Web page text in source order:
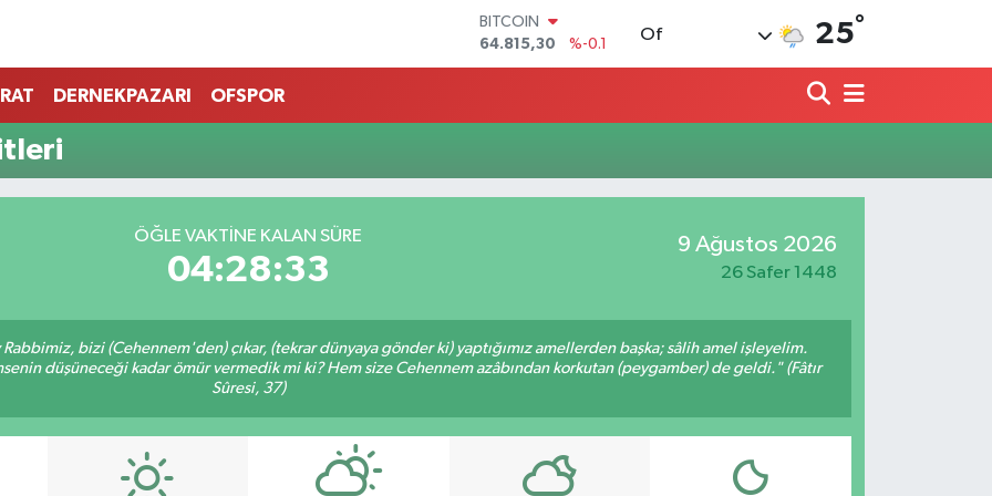
BITCOIN
64.815,30
%-0.1
DOLAR
64,4811
%0.38
GRAM ALTIN
Of 25°
DERNEKPAZARI OFSPOR
ÖĞLE VAKTINE KALAN SÜRE
04:28:33
9 Ağustos 2026
26 Safer 1448
bizi (Cehennem'den) çıkar, (tekrar dünyaya gönder ki) yaptığımız amellerden başka; sâlih amel işleyelim.
düşüneceği kadar ömür vermedik mi ki? Hem size Cehennem azâbından korkutan (peygamber) de geldi." (Fâtır
Sûresi, 37)